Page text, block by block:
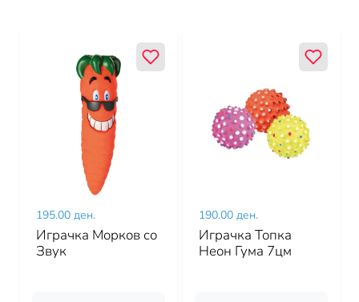
195.00 ден.
Играчка Морков со
Звук
190.00 ден.
Играчка Топка
Неон Гума 7цм